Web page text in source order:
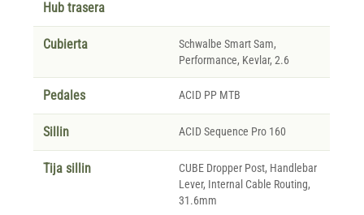
Hub trasera
Cubierta
Schwalbe Smart Sam,
Performance, Kevlar, 2.6
Pedales ACID PP MTB
Sillin ACID Sequence Pro 160
Tija sillin
CUBE Dropper Post, Handlebar
Lever, Internal Cable Routing,
31.6mm